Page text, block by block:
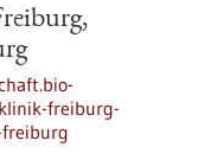
freiburg-